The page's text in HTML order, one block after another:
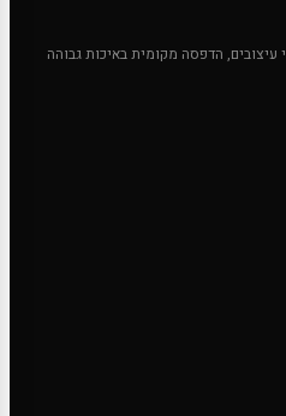
עיצובים, הדפסה מקומית באיכות גבוהה